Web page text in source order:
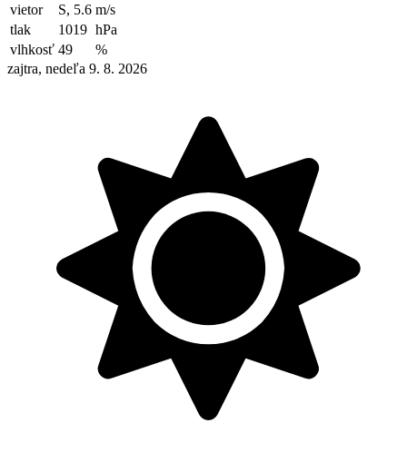
vietor
S, 5.6 m/s
tlak
1019 hPa
vlhkosť 49
%
zajtra, nedeľa 9. 8. 2026